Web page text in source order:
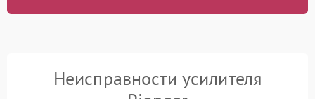
Неисправности усилителя